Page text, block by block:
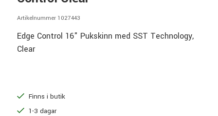
Artikelnummer 1027443
Edge Control 16" Pukskinn med SST Technology,
Clear
Finns i butik
1-3 dagar